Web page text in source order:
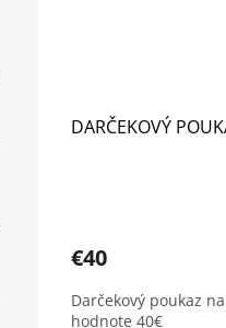
DARČEKOVÝ
€40
Darčekový poukaz
hodnote 40€